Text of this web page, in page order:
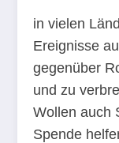
in vielen
Ereignisse
gegenüber
und zu
Wollen auch
Spende